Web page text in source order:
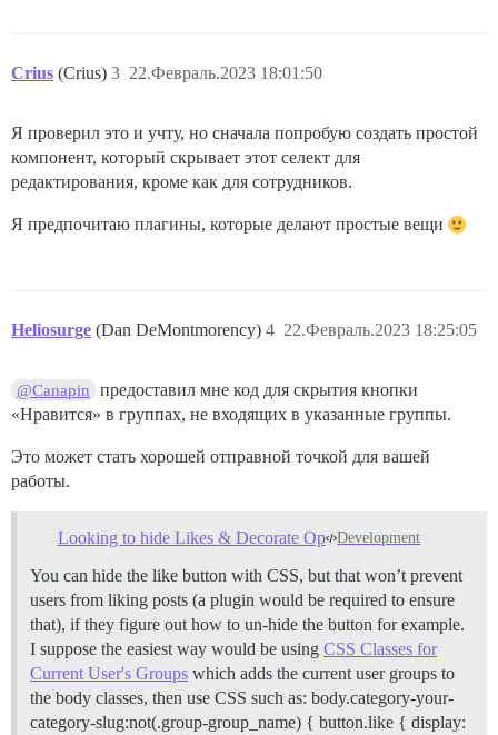
Crius (Crius) 22.Февраль.2023 18:01:50
3
Я проверил это и учту, но сначала попробую создать простой
компонент, который скрывает этот селект для
редактирования, кроме как для сотрудников.
Я предпочитаю плагины, которые делают простые вещи
Heliosurge (Dan DeMontmorency) 22.Февраль.2023 18:25:05
4
@Canapin
предоставил мне код для скрытия кнопки
«Нравится» в группах, не входящих в указанные группы.
Это может стать хорошей отправной точкой для вашей
работы.
Looking to hide Likes & Decorate Op Development
You can hide the like button with CSS, but that won’t prevent
users from liking posts (a plugin would be required to ensure
that), if they figure out how to un-hide the button for example.
I suppose the easiest way would be using CSS Classes for
Current User's Groups which adds the current user groups to
the body classes, then use CSS such as: body.category-your-
category-slug:not(.group-group_name) { button.like { display: